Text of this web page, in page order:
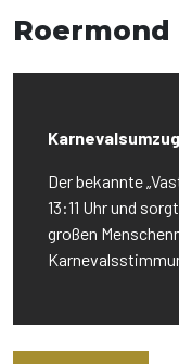
Roermond
Der bekannte
13:11 Uhr und
großen